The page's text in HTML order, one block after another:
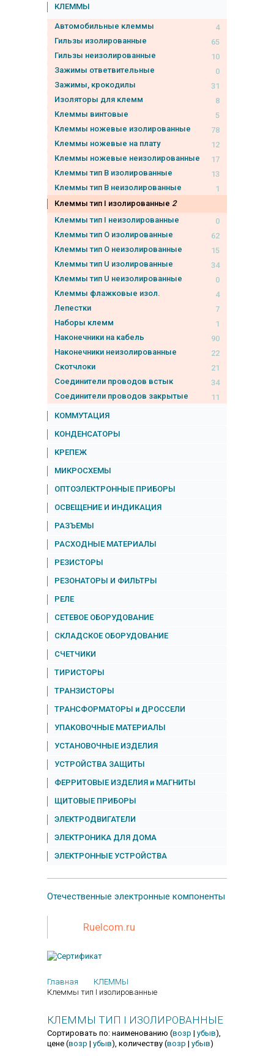
КЛЕММЫ
Автомобильные клеммы
4
Гильзы изолированные
65
Гильзы неизолированные
10
Зажимы ответвительные
0
Зажимы, крокодилы
31
Изоляторы для клемм
8
Клеммы винтовые
5
Клеммы ножевые изолированные
78
Клеммы ножевые на плату
12
Клеммы ножевые неизолированные
17
Клеммы тип B изолированные
13
Клеммы тип B неизолированные
1
Клеммы тип I изолированные 2
Клеммы тип I неизолированные
0
Клеммы тип O изолированные
62
Клеммы тип O неизолированные
15
Клеммы тип U изолированные
34
Клеммы тип U неизолированные
0
Клеммы флажковые изол.
4
Лепестки
7
Наборы клемм
1
Наконечники на кабель
90
Наконечники неизолированные
22
Скотчлоки
21
Соединители проводов встык
34
Соединители проводов закрытые
11
КОММУТАЦИЯ
КОНДЕНСАТОРЫ
КРЕПЕЖ
МИКРОСХЕМЫ
ОПТОЭЛЕКТРОННЫЕ ПРИБОРЫ
ОСВЕЩЕНИЕ И ИНДИКАЦИЯ
РАЗЪЕМЫ
РАСХОДНЫЕ МАТЕРИАЛЫ
РЕЗИСТОРЫ
РЕЗОНАТОРЫ И ФИЛЬТРЫ
РЕЛЕ
СЕТЕВОЕ ОБОРУДОВАНИЕ
СКЛАДСКОЕ ОБОРУДОВАНИЕ
СЧЕТЧИКИ
ТИРИСТОРЫ
ТРАНЗИСТОРЫ
ТРАНСФОРМАТОРЫ и ДРОССЕЛИ
УПАКОВОЧНЫЕ МАТЕРИАЛЫ
УСТАНОВОЧНЫЕ ИЗДЕЛИЯ
УСТРОЙСТВА ЗАЩИТЫ
ФЕРРИТОВЫЕ ИЗДЕЛИЯ и МАГНИТЫ
ЩИТОВЫЕ ПРИБОРЫ
ЭЛЕКТРОДВИГАТЕЛИ
ЭЛЕКТРОНИКА ДЛЯ ДОМА
ЭЛЕКТРОННЫЕ УСТРОЙСТВА
Отечественные электронные компоненты
Ruelcom.ru
Главная
КЛЕММЫ
Клеммы тип I изолированные
КЛЕММЫ ТИП I ИЗОЛИРОВАННЫЕ
Сортировать по: наименованию (возр | убыв),
цене (возр | убыв), количеству (возр | убыв)